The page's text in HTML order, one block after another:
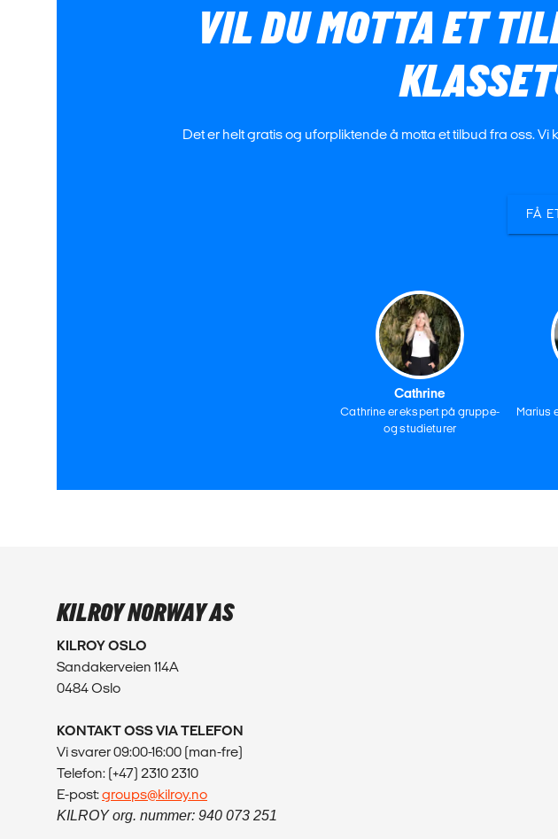
VIL DU MOTTA ET
Det er helt gratis og uforpliktende å motta et tilbud fra oss.
FÅ
Cathrine
Cathrine er ekspert på gruppe-
og studieturer
Marius
KILROY NORWAY AS
KILROY OSLO
Sandakerveien 114A
0484 Oslo
KONTAKT OSS VIA TELEFON
Vi svarer 09:00-16:00 (man-fre)
Telefon: (+47) 2310 2310
E-post:groups@kilroy.no
KILROY org. nummer: 940 073 251